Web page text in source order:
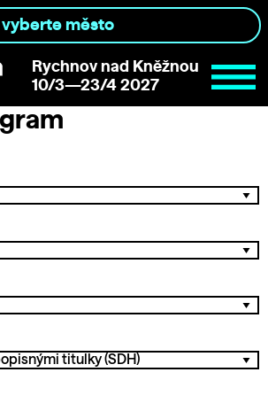
Rychnov nad Kněžnou
10/3—23/4 2027